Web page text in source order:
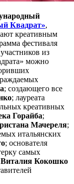
Квадрат»,
креативным
фестиваля
из
можно
; создающего все
; лауреата
креативных
Горайба;
Мачереля;
итальянских
; основателя
самых
Виталия Кокошко